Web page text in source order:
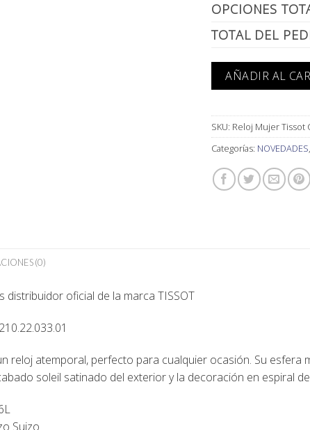
OPCIONES
TOTAL DEL
AÑADIR AL
SKU: Reloj Mujer Tissot
Categorías: NOVEDADES,
(0)
distribuidor oficial de la marca TISSOT
reloj atemporal, perfecto para cualquier ocasión. Su esfera
soleil satinado del exterior y la decoración en espiral
Suizo